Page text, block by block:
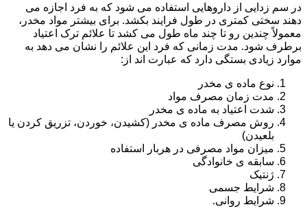
در سم زدایی از داروهایی استفاده می شود که به فرد اجازه می
دهند سختی کمتری در طول فرایند بکشد. برای بیشتر مواد مخدر،
معمولاً چندین رو تا چند ماه طول می کشد تا علائم ترک اعتیاد
برطرف شود. مدت زمانی که فرد این علائم را نشان می دهد به
موارد زیادی بستگی دارد که عبارت اند از:
نوع ماده ی مخدر
مدت زمان مصرف مواد
شدت اعتیاد به ماده ی مخدر
روش مصرف ماده ی مخدر (کشیدن، خوردن، تزریق کردن یا
بلعیدن)
میزان مواد مصرفی در هربار استفاده
سابقه ی خانوادگی
ژنتیک
شرایط جسمی
شرایط روانی.